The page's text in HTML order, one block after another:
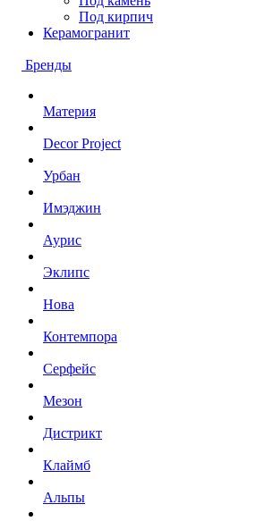
Под кирпич
Керамогранит
Бренды
Материя
Decor Project
Урбан
Имэджин
Аурис
Эклипс
Нова
Контемпора
Серфейс
Мезон
Дистрикт
Клаймб
Альпы